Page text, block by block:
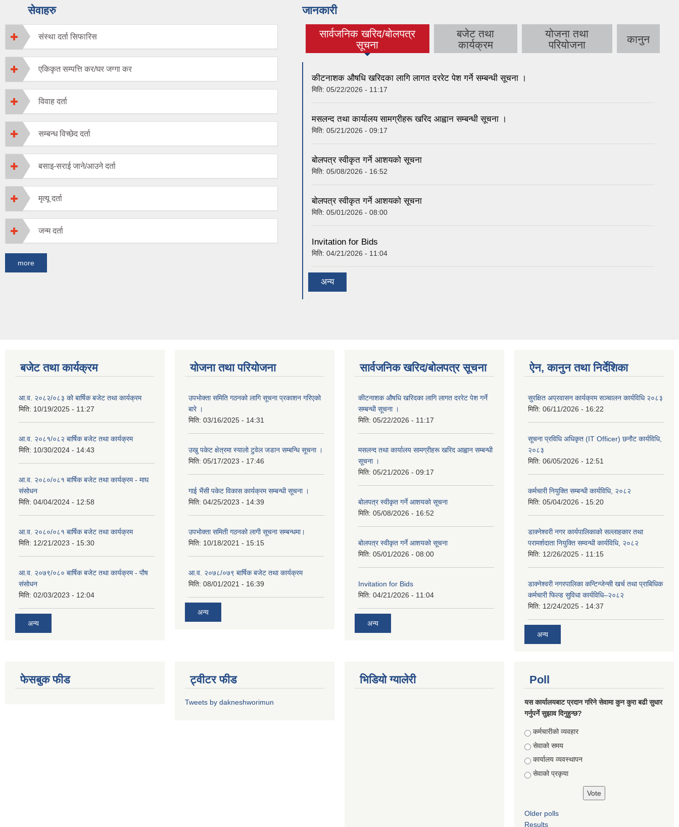
सेवाहरु
संस्था दर्ता सिफारिस
एकिकृत सम्पत्ति कर/घर जग्गा कर
विवाह दर्ता
सम्बन्ध विच्छेद दर्ता
बसाइ-सराई जाने/आउने दर्ता
मृत्यू दर्ता
जन्म दर्ता
more
जानकारी
सार्वजनिक खरिद/बोलपत्र
सूचना
(active tab)
बजेट तथा
कार्यक्रम
योजना तथा
परियोजना
कानुन
कीटनाशक औषधि खरिदका लागि लागत दररेट पेश गर्ने सम्बन्धी सूचना ।
मिति: 05/22/2026 - 11:17
मसलन्द तथा कार्यालय सामग्रीहरू खरिद आह्वान सम्बन्धी सूचना ।
मिति: 05/21/2026 - 09:17
बोलपत्र स्वीकृत गर्ने आशयको सूचना
मिति: 05/08/2026 - 16:52
बोलपत्र स्वीकृत गर्ने आशयको सूचना
मिति: 05/01/2026 - 08:00
Invitation for Bids
मिति: 04/21/2026 - 11:04
अन्य
बजेट तथा कार्यक्रम
आ.व. २०८२/०८३ को बार्षिक बजेट तथा कार्यक्रम
मिति: 10/19/2025 - 11:27
आ.व. २०८१/०८२ बार्षिक बजेट तथा कार्यक्रम
मिति: 10/30/2024 - 14:43
आ.व. २०८०/०८१ बार्षिक बजेट तथा कार्यक्रम - माघ
संसोधन
मिति: 04/04/2024 - 12:58
आ.व. २०८०/०८१ बार्षिक बजेट तथा कार्यक्रम
मिति: 12/21/2023 - 15:30
आ.व. २०७९/०८० बार्षिक बजेट तथा कार्यक्रम - पौष
संसोधन
मिति: 02/03/2023 - 12:04
अन्य
योजना तथा परियोजना
उपभोक्ता समिति गठनको लागि सूचना प्रकाशन गरिएको
बारे ।
मिति: 03/16/2025 - 14:31
उखु पकेट क्षेत्रमा स्यालो टुवेल जडान सम्बन्धि सूचना ।
मिति: 05/17/2023 - 17:46
गाई भैंसी पकेट विकास कार्यक्रम सम्बन्धी सूचना ।
मिति: 04/25/2023 - 14:39
उपभोक्ता समिती गठनको लागी सूचना सम्बन्धमा।
मिति: 10/18/2021 - 15:15
आ.व. २०७८/०७९ बार्षिक बजेट तथा कार्यक्रम
मिति: 08/01/2021 - 16:39
अन्य
सार्वजनिक खरिद/बोलपत्र सूचना
कीटनाशक औषधि खरिदका लागि लागत दररेट पेश गर्ने
सम्बन्धी सूचना ।
मिति: 05/22/2026 - 11:17
मसलन्द तथा कार्यालय सामग्रीहरू खरिद आह्वान सम्बन्धी
सूचना ।
मिति: 05/21/2026 - 09:17
बोलपत्र स्वीकृत गर्ने आशयको सूचना
मिति: 05/08/2026 - 16:52
बोलपत्र स्वीकृत गर्ने आशयको सूचना
मिति: 05/01/2026 - 08:00
Invitation for Bids
मिति: 04/21/2026 - 11:04
अन्य
ऐन, कानुन तथा निर्देशिका
सुरक्षित अप्रवासन कार्यक्रम सञ्चालन कार्यविधि २०८३
मिति: 06/11/2026 - 16:22
सूचना प्रविधि अधिकृत (IT Officer) छनौट कार्यविधि,
२०८३
मिति: 06/05/2026 - 12:51
कर्मचारी नियुक्ति सम्बन्धी कार्यविधि, २०८२
मिति: 05/04/2026 - 15:20
डाक्नेश्वरी नगर कार्यपालिकाको सल्लाहकार तथा
परामर्शदाता नियुक्ति सम्वन्धी कार्यविधि, २०८२
मिति: 12/26/2025 - 11:15
डाक्नेश्वरी नगरपालिका कन्टिन्जेन्सी खर्च तथा प्राबिधिक
कर्मचारी फिल्ड सुविधा कार्यविधि–२०८२
मिति: 12/24/2025 - 14:37
अन्य
फेसबुक फीड ट्वीटर फीड
Tweets by dakneshworimun
भिडियाे ग्यालेरी Poll
यस कार्यालयबाट प्रदान गरिने सेवामा कुन कुरा बढी सुधार
गर्नुपर्ने सुझाव दिनुहुन्छ?
Choices
कर्मचारीको व्यवहार
सेवाको समय
कार्यालय व्यवस्थापन
सेवाको प्रकृया
Older polls
Results